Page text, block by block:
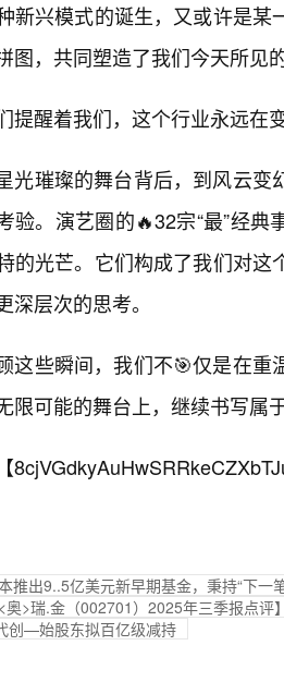
新兴模式的诞生，又或许是
图，共同塑造了我们今天所见
提醒着我们，这个行业永远在
光璀璨的舞台背后，到风云
验。演艺圈的🔥32宗“最”经
的光芒。它们构成了我们对
深层次的思考。
这些瞬间，我们不🎯仅是在
限可能的舞台上，继续书写属
推出9..5亿美元新早期基金，秉持“下一
奥>瑞.金（002701）2025年三季报点
创—始股东拟百亿级减持